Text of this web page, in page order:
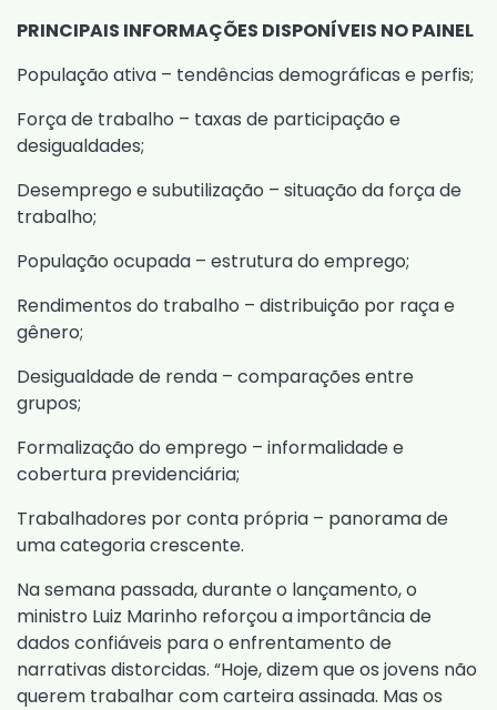
PRINCIPAIS INFORMAÇÕES DISPONÍVEIS NO PAINEL
População ativa – tendências demográficas e perfis;
Força de trabalho – taxas de participação e
desigualdades;
Desemprego e subutilização – situação da força de
trabalho;
População ocupada – estrutura do emprego;
Rendimentos do trabalho – distribuição por raça e
gênero;
Desigualdade de renda – comparações entre
grupos;
Formalização do emprego – informalidade e
cobertura previdenciária;
Trabalhadores por conta própria – panorama de
uma categoria crescente.
Na semana passada, durante o lançamento, o
ministro Luiz Marinho reforçou a importância de
dados confiáveis para o enfrentamento de
narrativas distorcidas. “Hoje, dizem que os jovens não
querem trabalhar com carteira assinada. Mas os